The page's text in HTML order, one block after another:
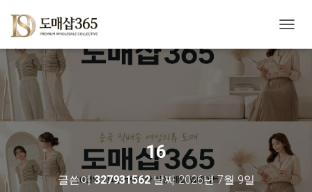
비
게
이
션
16
글쓴이327931562날짜2026년 7월 9일